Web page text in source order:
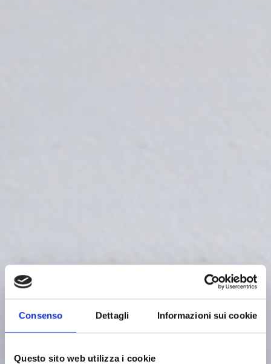
Consenso Dettagli Informazioni sui cookie
Questo sito web utilizza i cookie